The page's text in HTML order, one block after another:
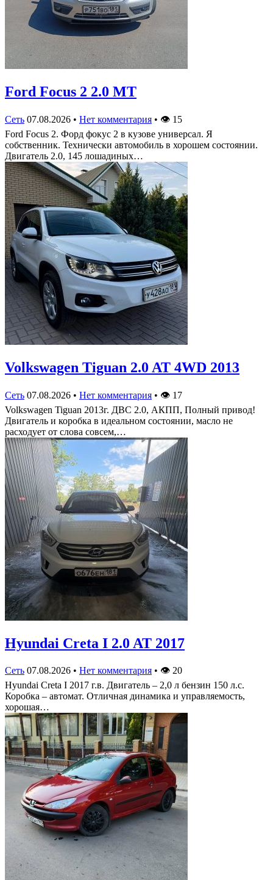
Ford Focus 2 2.0 MT
Сеть 07.08.2026 • Нет комментария • 👁 15
Ford Focus 2. Форд фокус 2 в кузове универсал. Я
собственник. Технически автомобиль в хорошем состоянии.
Двигатель 2.0, 145 лошадиных…
Volkswagen Tiguan 2.0 AT 4WD 2013
Сеть 07.08.2026 • Нет комментария • 👁 17
Volkswagen Tiguan 2013г. ДВС 2.0, АКПП, Полный привод!
Двигатель и коробка в идеальном состоянии, масло не
расходует от слова совсем,…
Hyundai Creta I 2.0 AT 2017
Сеть 07.08.2026 • Нет комментария • 👁 20
Hyundai Creta I 2017 г.в. Двигатель – 2,0 л бензин 150 л.с.
Коробка – автомат. Отличная динамика и управляемость,
хорошая…